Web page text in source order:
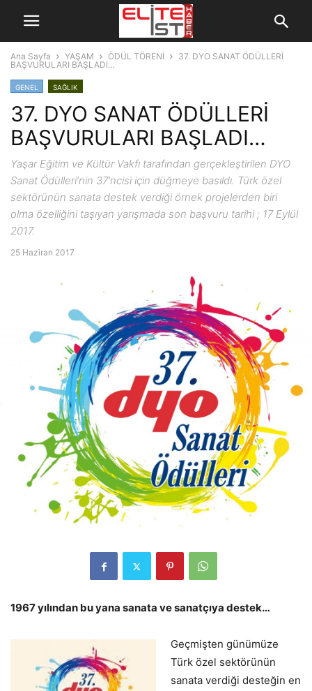
Ana Sayfa YAŞAM ÖDÜL TÖRENİ
37. DYO SANAT ÖDÜLLERİ
BAŞVURULARI BAŞLADI…
GENEL SAĞLIK
37. DYO SANAT ÖDÜLLERİ
BAŞVURULARI BAŞLADI…
Yaşar Eğitim ve Kültür Vakfı tarafından gerçekleştirilen DYO
Sanat Ödülleri’nin 37’ncisi için düğmeye basıldı. Türk özel
sektörünün sanata destek verdiği örnek projelerden biri
olma özelliğini taşıyan yarışmada son başvuru tarihi ; 17 Eylül
2017.
25 Haziran 2017
1967 yılından bu yana sanata ve sanatçıya destek…
Geçmişten günümüze
Türk özel sektörünün
sanata verdiği desteğin en